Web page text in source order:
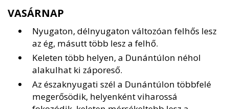
VASÁRNAP
Nyugaton, délnyugaton változóan felhős lesz
az ég, másutt több lesz a felhő.
Keleten több helyen, a Dunántúlon néhol
alakulhat ki záporeső.
Az északnyugati szél a Dunántúlon többfelé
megerősödik, helyenként viharossá